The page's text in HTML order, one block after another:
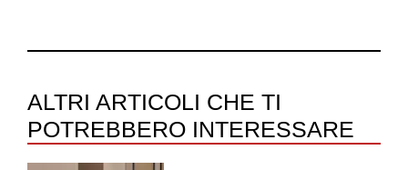
ALTRI ARTICOLI CHE TI
POTREBBERO INTERESSARE